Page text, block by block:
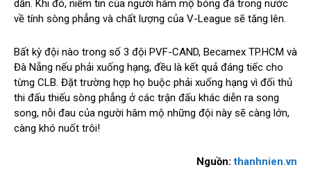
dẫn. Khi đó, niềm tin của người hâm mộ bóng đá trong nước
về tính sòng phẳng và chất lượng của V-League sẽ tăng lên.
Bất kỳ đội nào trong số 3 đội PVF-CAND, Becamex TP.HCM và
Đà Nẵng nếu phải xuống hạng, đều là kết quả đáng tiếc cho
từng CLB. Đặt trường hợp họ buộc phải xuống hạng vì đối thủ
thi đấu thiếu sòng phẳng ở các trận đấu khác diễn ra song
song, nỗi đau của người hâm mộ những đội này sẽ càng lớn,
càng khó nuốt trôi!
Nguồn:thanhnien.vn